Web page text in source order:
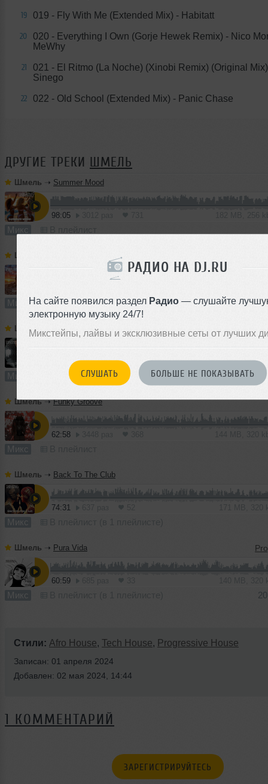
РАДИО НА DJ.RU
На сайте появился раздел Радио — слушайте
электронную музыку 24/7!
Микстейпы, лайвы и эксклюзивные сеты от лучших
СЛУШАТЬ БОЛЬШЕ НЕ ПОКАЗЫВАТЬ
19 019 - Fly With Me (Extended Mix) - Habitatt
20
020 - Everything I Own (Gorje Hewek Remix) - Nico
MeWhy
21
021 - El Ritmo (La Noche) (Xinobi Remix) (Original
Sinego
22 022 - Old School (Extended Mix) - Panic Chase
ДРУГИЕ ТРЕКИ ШМЕЛЬ
Шмель ➝ Summer Mood
98:05
Микс
Шмель
Микс В плейлист
Шмель Move Disco Groove
2618 раз 505 119 MB, 256
Микс В плейлист
Шмель ➝Funky Groove
62:58
Микс
Шмель ➝ Back To The Club
74:31
Микс
Шмель ➝ Pura Vida
60:59
Микс
Стили: Afro House, Tech House, Progressive House
Записан: 01 апреля 2024
Добавлен: 02 мая 2024, 14:44
1 КОММЕНТАРИЙ
ЗАРЕГИСТРИРУЙТЕСЬ